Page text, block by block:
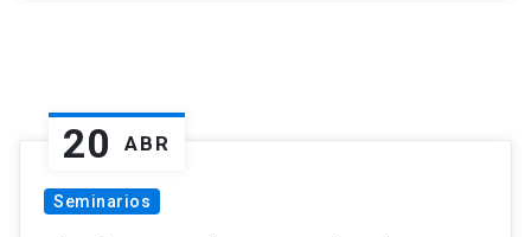
20 ABR
Seminarios